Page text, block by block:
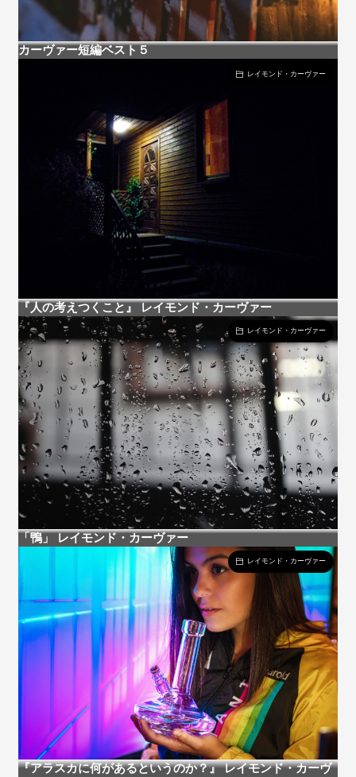
カーヴァー短編ベスト５
レイモンド・カーヴァー
『人の考えつくこと』 レイモンド・カーヴァー
レイモンド・カーヴァー
「鴨」 レイモンド・カーヴァー
レイモンド・カーヴァー
『アラスカに何があるというのか？』 レイモンド・カーヴ